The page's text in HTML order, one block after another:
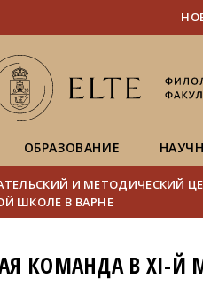
ОБРАЗОВАНИЕ
И МЕТОДИЧЕСКИЙ
ШКОЛЕ В ВАРНЕ
КОМАНДА В XI-